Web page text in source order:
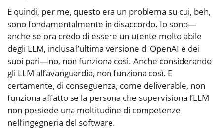
E quindi, per me, questo era un problema su cui, beh,
sono fondamentalmente in disaccordo. Io sono—
anche se ora credo di essere un utente molto abile
degli LLM, inclusa l’ultima versione di OpenAI e dei
suoi pari—no, non funziona così. Anche considerando
gli LLM all’avanguardia, non funziona così. E
certamente, di conseguenza, come deliverable, non
funziona affatto se la persona che supervisiona l’LLM
non possiede una moltitudine di competenze
nell’ingegneria del software.